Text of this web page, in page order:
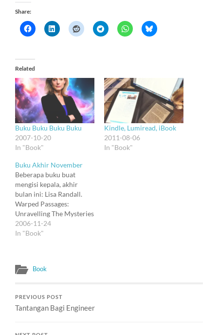
Share:
Related
Buku Buku Buku Buku
2007-10-20
In "Book"
Kindle, Lumiread, iBook
2011-08-06
In "Book"
Buku Akhir November
Beberapa buku buat
mengisi kepala, akhir
bulan ini: Lisa Randall.
Warped Passages:
Unravelling The Mysteries
of The Universe's Hidden
Dimensions. John
Baudelaire. Les Fleurs du
Yang pertama dibaca
adalah buku Randall.
2006-11-24
In "Book"
Book
PREVIOUS POST
Tantangan Bagi Engineer